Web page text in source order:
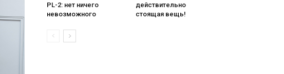
PL-2: нет ничего
невозможного
действительно
стоящая вещь!